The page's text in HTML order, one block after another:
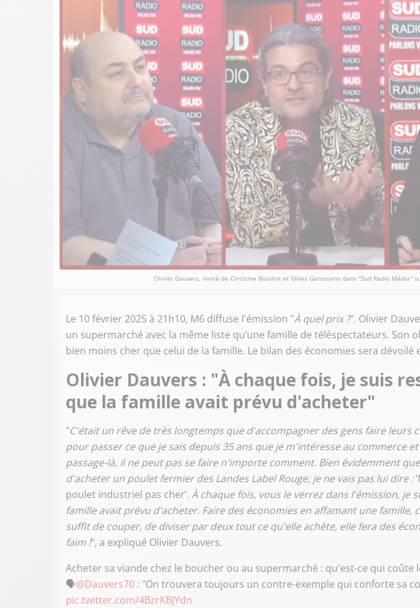
Olivier Dauvers, invité de Christine Bouillot et Gilles Ganzmann dans "Sud Radio Média"
Le 10 février 2025 à 21h10, M6 diffuse l'émission "À quel prix ?". Olivier
un supermarché avec la même liste qu’une famille de téléspectateurs. Son
bien moins cher que celui de la famille. Le bilan des économies sera dévoilé
Olivier Dauvers : "À chaque fois, je suis
que la famille avait prévu d'acheter"
"C'était un rêve de très longtemps que d'accompagner des gens faire leurs
pour passer ce que je sais depuis 35 ans que je m'intéresse au commerce
passage-là, il ne peut pas se faire n'importe comment. Bien évidemment
d'acheter un poulet fermier des Landes Label Rouge, je ne vais pas lui dire :
poulet industriel pas cher’. À chaque fois, vous le verrez dans l'émission, je
famille avait prévu d'acheter. Faire des économies en affamant une famille,
suffit de couper, de diviser par deux tout ce qu'elle achète, elle fera des
faim !", a expliqué Olivier Dauvers.
Acheter sa viande chez le boucher ou au supermarché : qu'est-ce qui coûte
🗣️@Dauvers70 : "On trouvera toujours un contre-exemple qui conforte sa
pic.twitter.com/4BzrKBJYdn